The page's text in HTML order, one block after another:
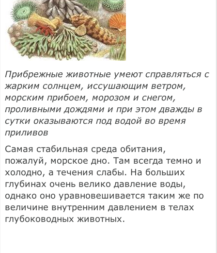
Прибрежные животные умеют справляться с
жарким солнцем, иссушающим ветром,
морским прибоем, морозом и снегом,
проливными дождями и при этом дважды в
сутки оказываются под водой во время
приливов
Самая стабильная среда обитания,
пожалуй, морское дно. Там всегда темно и
холодно, а течения слабы. На больших
глубинах очень велико давление воды,
однако оно уравновешивается таким же по
величине внутренним давлением в телах
глубоководных животных.